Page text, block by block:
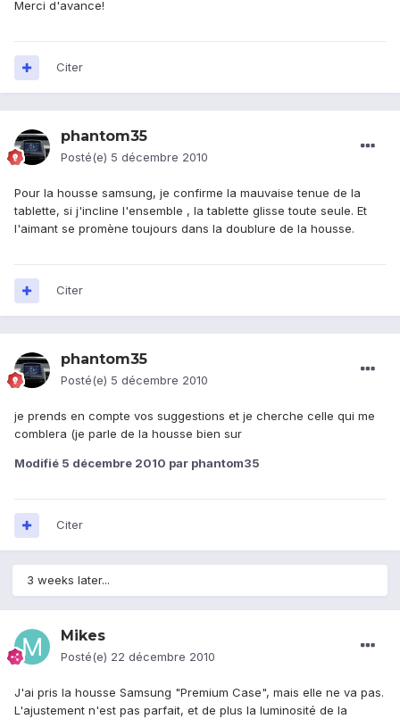
Merci d'avance!
Citer
phantom35
Posté(e) 5 décembre 2010
Pour la housse samsung, je confirme la mauvaise tenue de la
tablette, si j'incline l'ensemble , la tablette glisse toute seule. Et
l'aimant se promène toujours dans la doublure de la housse.
Citer
phantom35
Posté(e) 5 décembre 2010
je prends en compte vos suggestions et je cherche celle qui me
comblera (je parle de la housse bien sur
Modifié 5 décembre 2010 par phantom35
Citer
3 weeks later...
Mikes
Posté(e) 22 décembre 2010
J'ai pris la housse Samsung "Premium Case", mais elle ne va pas.
L'ajustement n'est pas parfait, et de plus la luminosité de la